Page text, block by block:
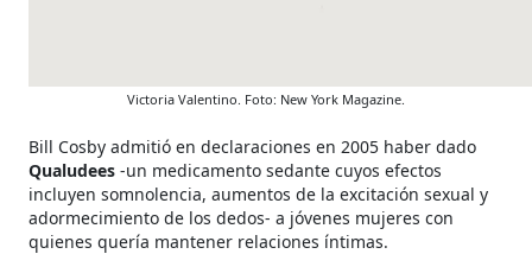
Victoria Valentino. Foto: New York Magazine.
Bill Cosby admitió en declaraciones en 2005 haber dado
Qualudees -un medicamento sedante cuyos efectos
incluyen somnolencia, aumentos de la excitación sexual y
adormecimiento de los dedos- a jóvenes mujeres con
quienes quería mantener relaciones íntimas.